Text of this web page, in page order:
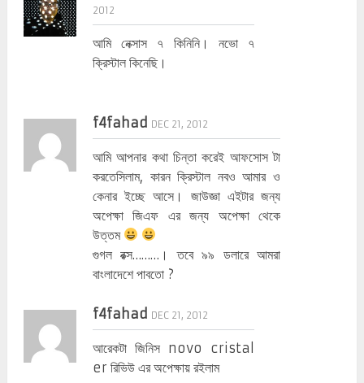
2012
আমি নেক্সাস ৭ কিনিনি। নভো ৭
ক্রিস্টাল কিনেছি।
f4fahad DEC 21, 2012
আমি আপনার কথা চিন্তা করেই আফসোস টা
করতেসিলাম, কারন ক্রিস্টাল নবও আমার ও
কেনার ইচ্ছে আসে। জাউজ্ঞা এইটার জন্য
অপেক্ষা জিএফ এর জন্য অপেক্ষা থেকে
উত্তম
গুগল রক্স………। তবে ৯৯ ডলারে আমরা
বাংলাদেশে পাবতো ?
f4fahad DEC 21, 2012
আরেকটা জিনিস novo cristal
er রিভিউ এর অপেক্ষায় রইলাম